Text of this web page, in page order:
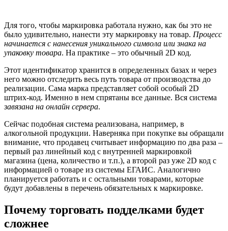
Для того, чтобы маркировка работала нужно, как бы это не
было удивительно, нанести эту маркировку на товар. Процесс
начинается с нанесения уникального символа или знака на
упаковку товара. На практике – это обычный 2D код.
Этот идентификатор хранится в определенных базах и через
него можно отследить весь путь товара от производства до
реализации. Сама марка представляет собой особый 2D
штрих-код. Именно в нем спрятаны все данные. Вся система
завязана на онлайн сервера.
Сейчас подобная система реализована, например, в
алкогольной продукции. Наверняка при покупке вы обращали
внимание, что продавец считывает информацию по два раза –
первый раз линейный код с внутренней маркировкой
магазина (цена, количество и т.п.), а второй раз уже 2D код с
информацией о товаре из системы ЕГАИС. Аналогично
планируется работать и с остальными товарами, которые
будут добавлены в перечень обязательных к маркировке.
Почему торговать подделками будет
сложнее